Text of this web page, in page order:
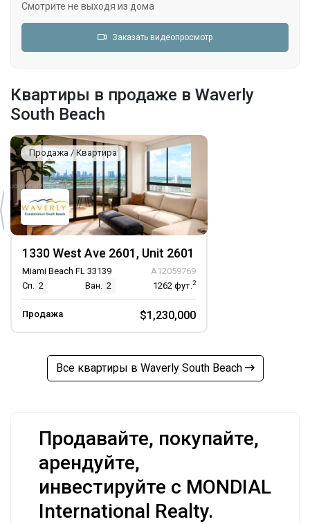
Смотрите не выходя из дома
Заказать видеопросмотр
Квартиры в продаже в Waverly
South Beach
Продажа / Квартира
1330 West Ave 2601, Unit 2601
Miami Beach FL 33139
A12059769
Сп. 2 Ван. 2 1262 фут.2
Продажа $1,230,000
Все квартиры в Waverly South Beach
Продавайте, покупайте,
арендуйте,
инвестируйте с MONDIAL
International Realty.